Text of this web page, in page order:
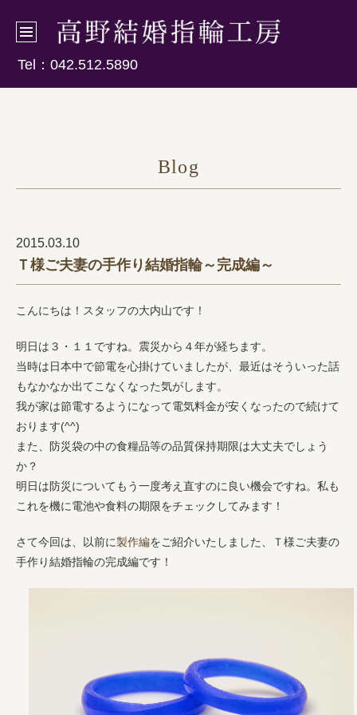
Tel： 042.512.5890
Blog
2015.03.10
Ｔ様ご夫妻の手作り結婚指輪～完成編～
こんにちは！スタッフの大内山です！
明日は３・１１ですね。震災から４年が経ちます。
当時は日本中で節電を心掛けていましたが、最近はそういった話
もなかなか出てこなくなった気がします。
我が家は節電するようになって電気料金が安くなったので続けて
おります(^^)
また、防災袋の中の食糧品等の品質保持期限は大丈夫でしょう
か？
明日は防災についてもう一度考え直すのに良い機会ですね。私も
これを機に電池や食料の期限をチェックしてみます！
さて今回は、以前に製作編をご紹介いたしました、Ｔ様ご夫妻の
手作り結婚指輪の完成編です！